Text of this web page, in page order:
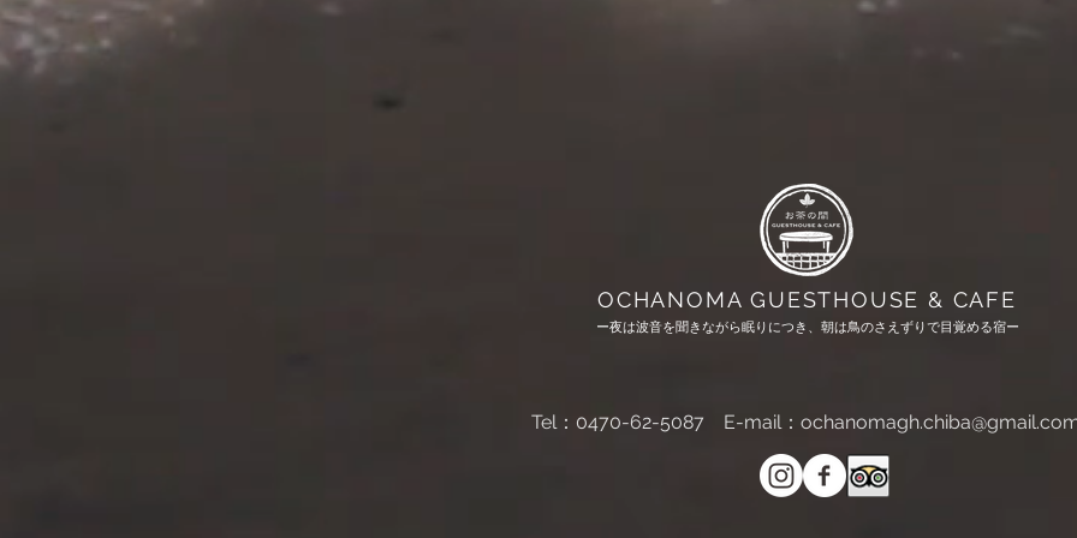
OCHANOMA GUESTHOUSE & CAFE
ー夜は波音を聞きながら眠りにつき、朝は鳥のさえずりで目覚める宿ー
Tel：0470-62-5087 E-mail：